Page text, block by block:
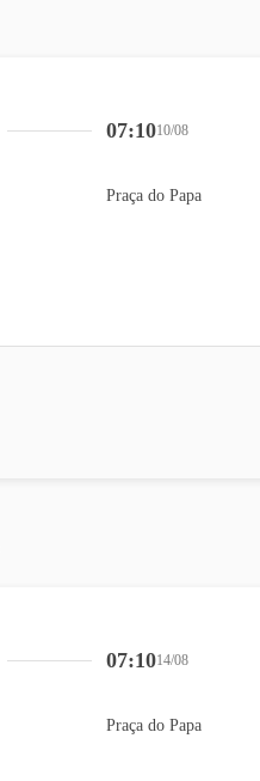
07:1010/08
Praça do Papa
07:1014/08
Praça do Papa